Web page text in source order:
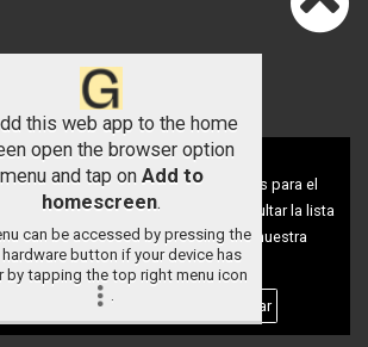
Actualidad
this web app to the home
open the browser option
menu and tap on Add to
homescreen.
can be accessed by pressing the
hardware button if your device has
by tapping the top right menu icon
.
sobre el Uso de cookies:
cookies nuestras y de terceros para el
del digital. Puedes consultar la lista
y como desconectarlas. Ver nuestra
de Privacidad y Cookies
Aceptar Cookies Personalizar